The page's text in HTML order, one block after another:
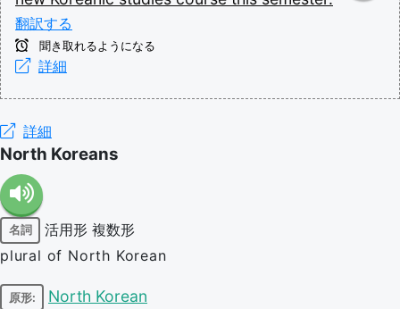
翻訳する
聞き取れるようになる
詳細
詳細
North Koreans
名詞 活用形 複数形
plural of North Korean
原形: North Korean